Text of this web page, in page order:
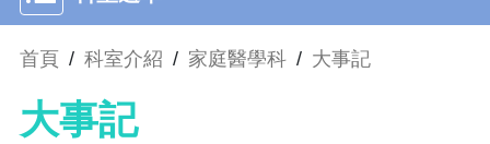
首頁 / 科室介紹 / 家庭醫學科 / 大事記
大事記